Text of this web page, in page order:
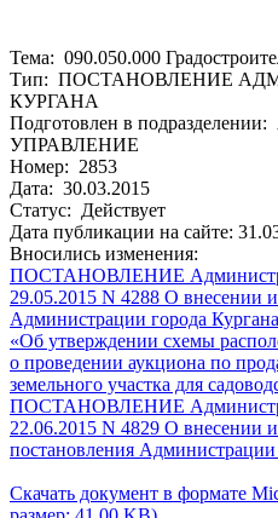
Тема: 090.050.000
Тип: ПОСТАНОВЛЕНИЕ
КУРГАНА
Подготовлен в
УПРАВЛЕНИЕ
Номер: 2853
Дата: 30.03.2015
Статус: Действует
Дата публикации на сайте:
Вносились изменения:
ПОСТАНОВЛЕНИЕ
29.05.2015 N 4288 О внесении
Администрации города
«Об утверждении схемы
о проведении аукциона по
земельного участка для
ПОСТАНОВЛЕНИЕ
22.06.2015 N 4829 О внесении
постановления Администрации
Скачать документ в формате